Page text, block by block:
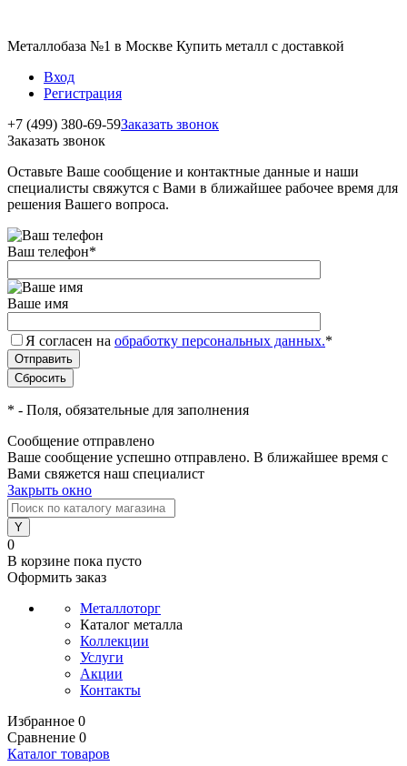
Металлобаза №1 в Москве Купить металл с доставкой
Вход
Регистрация
+7 (499) 380-69-59Заказать звонок
Заказать звонок
Оставьте Ваше сообщение и контактные данные и наши
специалисты свяжутся с Вами в ближайшее рабочее время для
решения Вашего вопроса.
Ваш телефон*
Ваше имя
Я согласен на обработку персональных данных.*
* - Поля, обязательные для заполнения
Сообщение отправлено
Ваше сообщение успешно отправлено. В ближайшее время с
Вами свяжется наш специалист
Закрыть окно
0
В корзине пока пусто
Оформить заказ
Металлоторг
Каталог металла
Коллекции
Услуги
Акции
Контакты
Избранное 0
Сравнение 0
Каталог товаров